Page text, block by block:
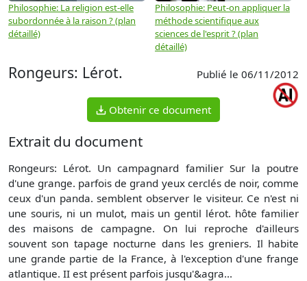
Philosophie: La religion est-elle
subordonnée à la raison ? (plan
détaillé)
Philosophie: Peut-on appliquer la
méthode scientifique aux
sciences de l'esprit ? (plan
détaillé)
Rongeurs: Lérot. Publié le 06/11/2012
Obtenir ce document
Extrait du document
Rongeurs: Lérot. Un campagnard familier Sur la poutre
d'une grange. parfois de grand yeux cerclés de noir, comme
ceux d'un panda. semblent observer le visiteur. Ce n'est ni
une souris, ni un mulot, mais un gentil lérot. hôte familier
des maisons de campagne. On lui reproche d'ailleurs
souvent son tapage nocturne dans les greniers. Il habite
une grande partie de la France, à l'exception d'une frange
atlantique. II est présent parfois jusqu'&agra...